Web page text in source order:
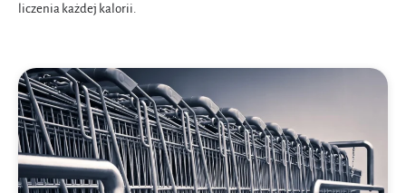
liczenia każdej kalorii.